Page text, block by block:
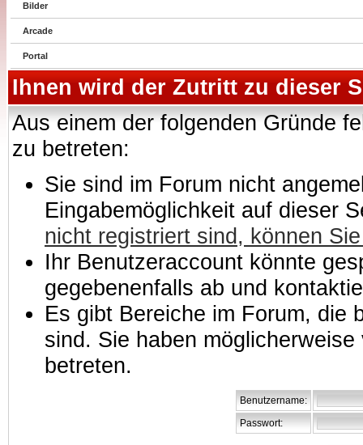
Bilder
Arcade
Portal
Ihnen wird der Zutritt zu dieser
Aus einem der folgenden Gründe
zu betreten:
Sie sind im Forum nicht
Eingabemöglichkeit auf dieser
nicht registriert sind, können
Ihr Benutzeraccount könnte
gegebenenfalls ab und
Es gibt Bereiche im Forum, die
sind. Sie haben
betreten.
Benutzername:
Passwort: